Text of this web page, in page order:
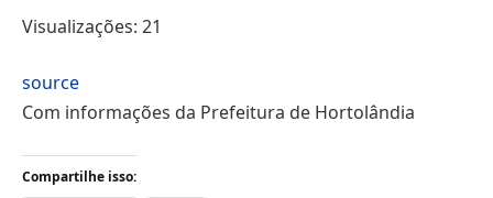
Visualizações: 21
source
Com informações da Prefeitura de Hortolândia
Compartilhe isso: